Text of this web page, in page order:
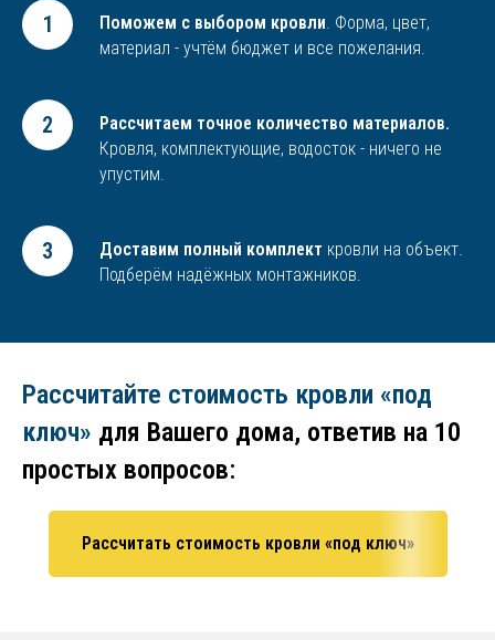
Поможем с выбором кровли. Форма, цвет,
материал - учтём бюджет и все пожелания.
Рассчитаем точное количество материалов.
Кровля, комплектующие, водосток - ничего не
упустим.
Доставим полный комплект кровли на объект.
Подберём надёжных монтажников.
Рассчитайте стоимость кровли «под
ключ» для Вашего дома, ответив на 10
простых вопросов:
Рассчитать стоимость кровли «под ключ»